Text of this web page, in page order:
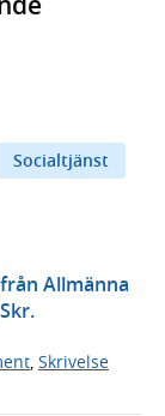
Socialtjänst
Allmänna
Skrivelse